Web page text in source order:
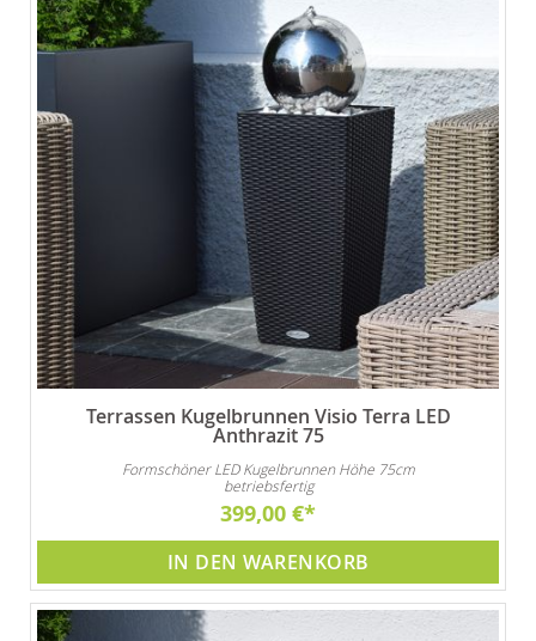
Terrassen Kugelbrunnen Visio Terra LED
Anthrazit 75
Formschöner LED Kugelbrunnen Höhe 75cm
betriebsfertig
399,00 €
IN DEN WARENKORB